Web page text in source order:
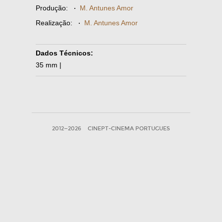
Produção: · M. Antunes Amor
Realização: · M. Antunes Amor
Dados Técnicos:
35 mm |
2012—2026 CINEPT-CINEMA PORTUGUES